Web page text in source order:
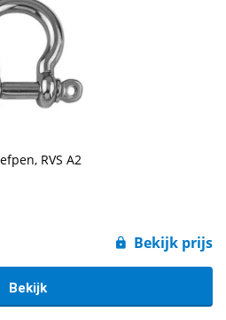
RVS A2
Bekijk prijs
Bekijk